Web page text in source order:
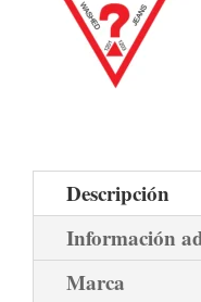
Descripción
Información
Marca